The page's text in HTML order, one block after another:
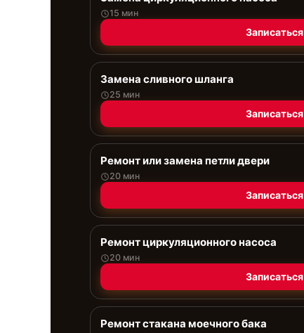
15 мин
Записаться
Замена сливного шланга
25 мин
Записаться
Ремонт или замена петли двери
20 мин
Записаться
Ремонт циркуляционного насоса
20 мин
Записаться
Ремонт стакана моечного бака